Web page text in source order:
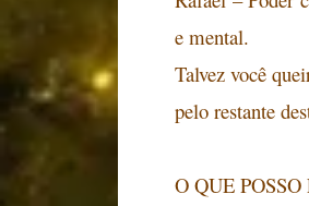
e mental.
Talvez você
pelo restante
O QUE